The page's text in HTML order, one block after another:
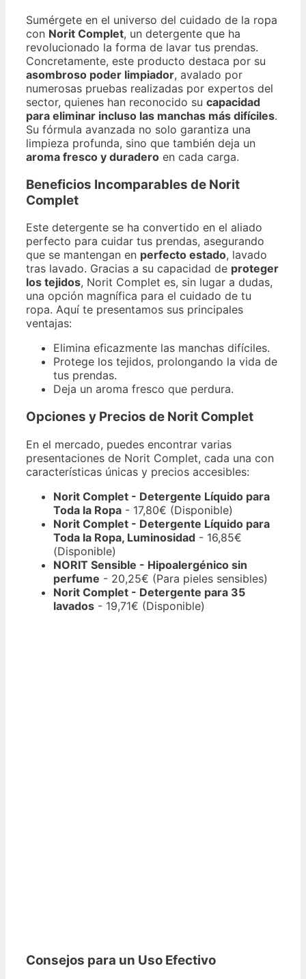
Sumérgete en el universo del cuidado de la ropa
con Norit Complet, un detergente que ha
revolucionado la forma de lavar tus prendas.
Concretamente, este producto destaca por su
asombroso poder limpiador, avalado por
numerosas pruebas realizadas por expertos del
sector, quienes han reconocido su capacidad
para eliminar incluso las manchas más difíciles.
Su fórmula avanzada no solo garantiza una
limpieza profunda, sino que también deja un
aroma fresco y duradero en cada carga.
Beneficios Incomparables de Norit
Complet
Este detergente se ha convertido en el aliado
perfecto para cuidar tus prendas, asegurando
que se mantengan en perfecto estado, lavado
tras lavado. Gracias a su capacidad de proteger
los tejidos, Norit Complet es, sin lugar a dudas,
una opción magnífica para el cuidado de tu
ropa. Aquí te presentamos sus principales
ventajas:
Elimina eficazmente las manchas difíciles.
Protege los tejidos, prolongando la vida de
tus prendas.
Deja un aroma fresco que perdura.
Opciones y Precios de Norit Complet
En el mercado, puedes encontrar varias
presentaciones de Norit Complet, cada una con
características únicas y precios accesibles:
Norit Complet - Detergente Líquido para
Toda la Ropa - 17,80€ (Disponible)
Norit Complet - Detergente Líquido para
Toda la Ropa, Luminosidad - 16,85€
(Disponible)
NORIT Sensible - Hipoalergénico sin
perfume - 20,25€ (Para pieles sensibles)
Norit Complet - Detergente para 35
lavados - 19,71€ (Disponible)
Consejos para un Uso Efectivo